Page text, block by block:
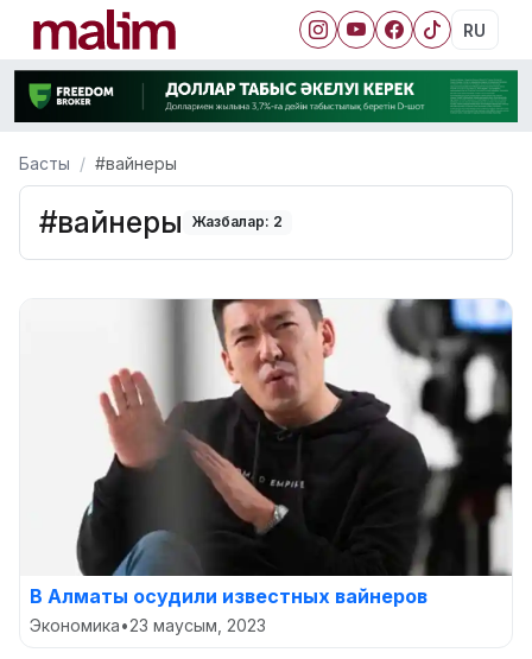
RU
Басты #вайнеры
#вайнеры Жазбалар: 2
В Алматы осудили известных вайнеров
Экономика•23 маусым, 2023